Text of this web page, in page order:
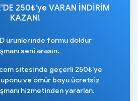
250₺'ye VARAN İNDİRİM
KAZAN!
ürünlerinde formu doldur
seni arasın.
sitesinde geçerli 250₺'ye
ve ömür boyu ücretsiz
hizmetinden yararlan.